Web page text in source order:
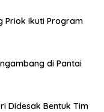
Priok Ikuti Program
di Pantai
Didesak Bentuk Tim